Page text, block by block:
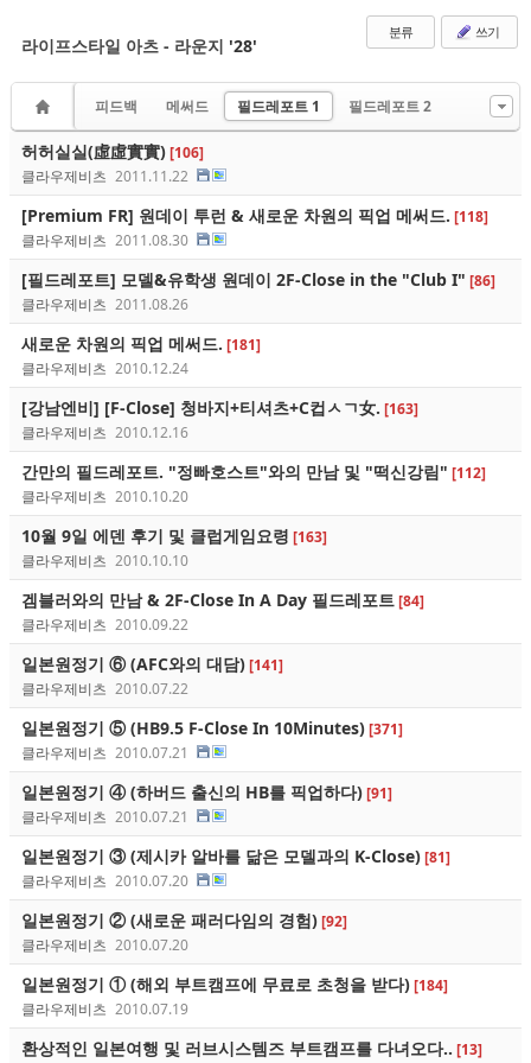
라이프스타일 아츠 - 라운지 '28'
분류 쓰기
피드백 메써드 필드레포트 1 필드레포트 2
허허실실(虛虛實實)[106]
클라우제비츠 2011.11.22
[Premium FR] 원데이 투런 & 새로운 차원의 픽업 메써드. [118]
클라우제비츠 2011.08.30
[필드레포트] 모델&유학생 원데이 2F-Close in the "Club I" [86]
클라우제비츠 2011.08.26
새로운 차원의 픽업 메써드. [181]
클라우제비츠 2010.12.24
[강남엔비] [F-Close] 청바지+티셔츠+C컵ㅅㄱ女. [163]
클라우제비츠 2010.12.16
간만의 필드레포트. "정빠호스트"와의 만남 및 "떡신강림" [112]
클라우제비츠 2010.10.20
10월 9일 에덴 후기 및 클럽게임요령 [163]
클라우제비츠 2010.10.10
겜블러와의 만남 & 2F-Close In A Day 필드레포트[84]
클라우제비츠 2010.09.22
일본원정기 ⑥ (AFC와의 대담)[141]
클라우제비츠 2010.07.22
일본원정기 ⑤ (HB9.5 F-Close In 10Minutes)[371]
클라우제비츠 2010.07.21
일본원정기 ④ (하버드 출신의 HB를 픽업하다)[91]
클라우제비츠 2010.07.21
일본원정기 ③ (제시카 알바를 닮은 모델과의 K-Close)[81]
클라우제비츠 2010.07.20
일본원정기 ② (새로운 패러다임의 경험)[92]
클라우제비츠 2010.07.20
일본원정기 ① (해외 부트캠프에 무료로 초청을 받다)[184]
클라우제비츠 2010.07.19
환상적인 일본여행 및 러브시스템즈 부트캠프를 다녀오다.. [13]